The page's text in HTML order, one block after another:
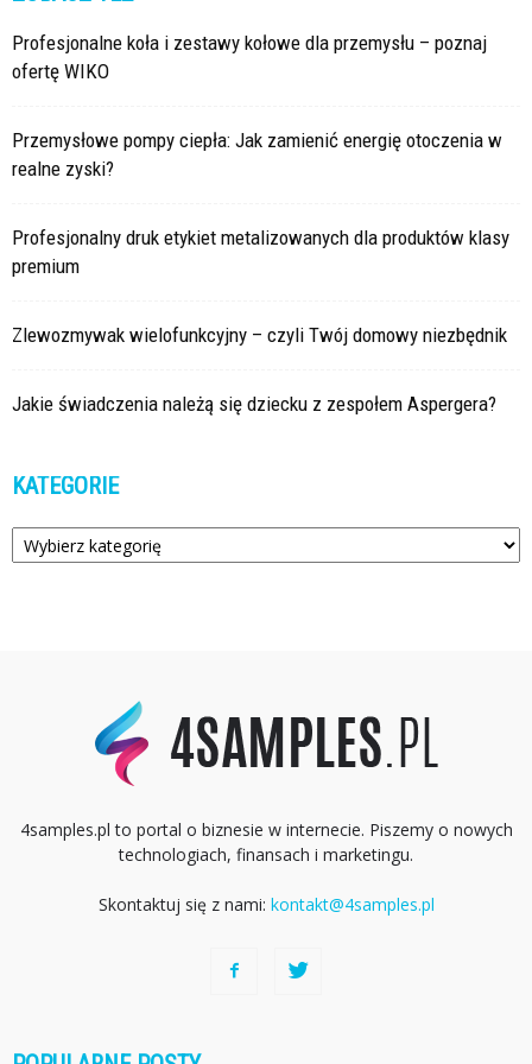
Profesjonalne koła i zestawy kołowe dla przemysłu – poznaj
ofertę WIKO
Przemysłowe pompy ciepła: Jak zamienić energię otoczenia w
realne zyski?
Profesjonalny druk etykiet metalizowanych dla produktów klasy
premium
Zlewozmywak wielofunkcyjny – czyli Twój domowy niezbędnik
Jakie świadczenia należą się dziecku z zespołem Aspergera?
KATEGORIE
Kategorie
4samples.pl to portal o biznesie w internecie. Piszemy o nowych
technologiach, finansach i marketingu.
Skontaktuj się z nami: kontakt@4samples.pl